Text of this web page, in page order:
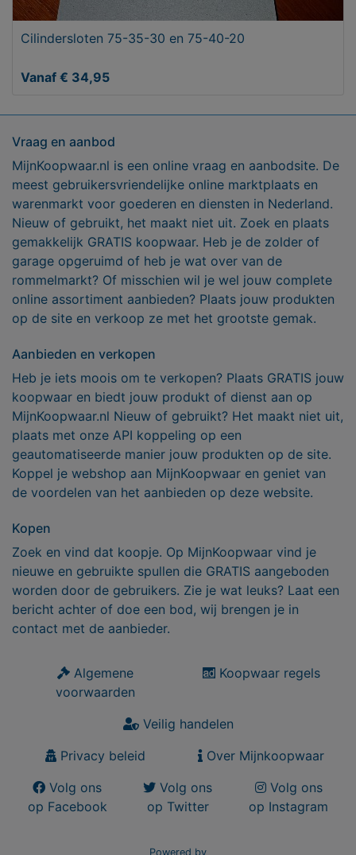
Cilindersloten 75-35-30 en 75-40-20
Vanaf € 34,95
Vraag en aanbod
MijnKoopwaar.nl is een online vraag en aanbodsite. De
meest gebruikersvriendelijke online marktplaats en
warenmarkt voor goederen en diensten in Nederland.
Nieuw of gebruikt, het maakt niet uit. Zoek en plaats
gemakkelijk GRATIS koopwaar. Heb je de zolder of
garage opgeruimd of heb je wat over van de
rommelmarkt? Of misschien wil je wel jouw complete
online assortiment aanbieden? Plaats jouw produkten
op de site en verkoop ze met het grootste gemak.
Aanbieden en verkopen
Heb je iets moois om te verkopen? Plaats GRATIS jouw
koopwaar en biedt jouw produkt of dienst aan op
MijnKoopwaar.nl Nieuw of gebruikt? Het maakt niet uit,
plaats met onze API koppeling op een
geautomatiseerde manier jouw produkten op de site.
Koppel je webshop aan MijnKoopwaar en geniet van
de voordelen van het aanbieden op deze website.
Kopen
Zoek en vind dat koopje. Op MijnKoopwaar vind je
nieuwe en gebruikte spullen die GRATIS aangeboden
worden door de gebruikers. Zie je wat leuks? Laat een
bericht achter of doe een bod, wij brengen je in
contact met de aanbieder.
Algemene
voorwaarden
Koopwaar regels
Veilig handelen
Privacy beleid
Over Mijnkoopwaar
Volg ons
op Facebook
Volg ons
op Twitter
Volg ons
op Instagram
Powered by